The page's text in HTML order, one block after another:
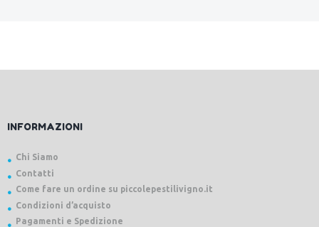
INFORMAZIONI
Chi Siamo
Contatti
Come fare un ordine su piccolepestilivigno.it
Condizioni d’acquisto
Pagamenti e Spedizione